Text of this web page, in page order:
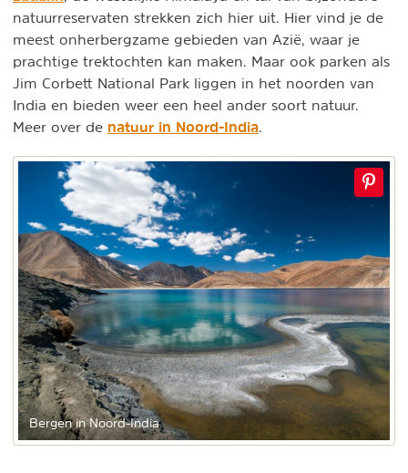
natuurreservaten strekken zich hier uit. Hier vind je de
meest onherbergzame gebieden van Azië, waar je
prachtige trektochten kan maken. Maar ook parken als
Jim Corbett National Park liggen in het noorden van
India en bieden weer een heel ander soort natuur.
Meer over de natuur in Noord-India
Bergen in Noord-India